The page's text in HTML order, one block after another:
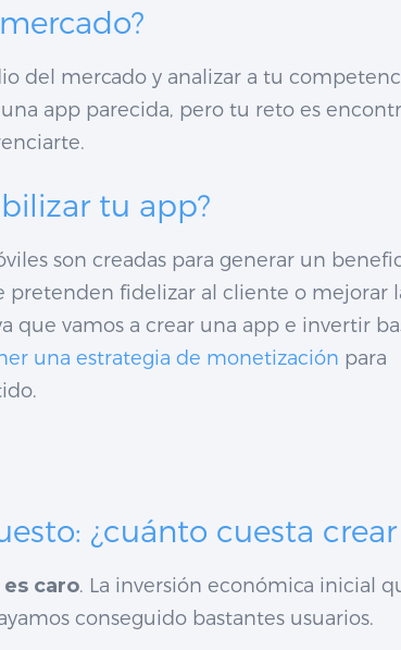
del mercado y analizar a tu
app parecida, pero tu reto es
tu app?
son creadas para generar un
pretenden fidelizar al cliente o mejorar
que vamos a crear una app e invertir
una estrategia de monetización para
¿cuánto cuesta
caro. La inversión económica inicial
conseguido bastantes usuarios.